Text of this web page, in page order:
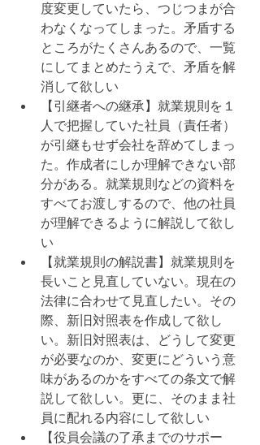
度変更していたら、つじつまが合
わなくなってしまった。矛盾する
ところがたくさんあるので、一覧
にしてまとめたうえで、矛盾を解
消して欲しい
【引継者への継承】就業規則を１
人で把握していた社員（責任者）
が引継もせず会社を辞めてしまっ
た。作成者にしか理解できない部
分がある。就業規則などの資料を
すべてお渡しするので、他の社員
が理解できるように解説して欲し
い
【就業規則の解説書】就業規則を
長いこと見直していない。現在の
法律に合わせて見直したい。その
際、新旧対照表を作成して欲し
い。新旧対照表は、どうして変更
が必要なのか、変更にどういう意
味があるのかをすべての条文で解
説して欲しい。更に、そのまま社
員に配れる内容にして欲しい
【役員会議の了承までのサポー